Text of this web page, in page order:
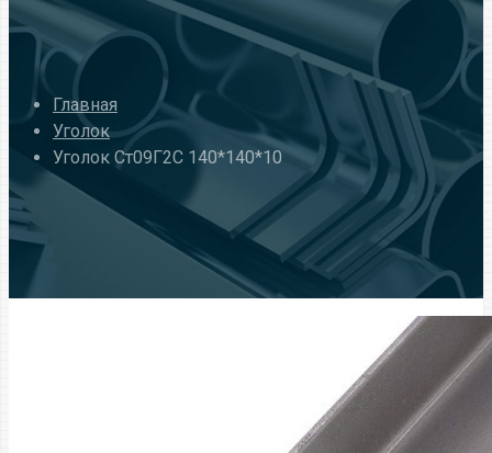
Главная
Уголок
Уголок Ст09Г2С 140*140*10